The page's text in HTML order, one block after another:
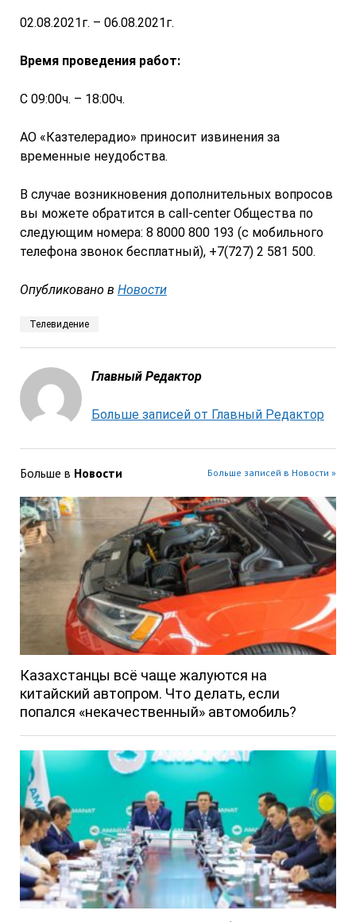
02.08.2021г. – 06.08.2021г.
Время проведения работ:
С 09:00ч. – 18:00ч.
АО «Казтелерадио» приносит извинения за
временные неудобства.
В случае возникновения дополнительных вопросов
вы можете обратится в call-center Общества по
следующим номера: 8 8000 800 193 (с мобильного
телефона звонок бесплатный), +7(727) 2 581 500.
Опубликовано в Новости
Телевидение
Главный Редактор
Больше записей от Главный Редактор
Больше в Новости Больше записей в Новости »
Казахстанцы всё чаще жалуются на
китайский автопром. Что делать, если
попался «некачественный» автомобиль?